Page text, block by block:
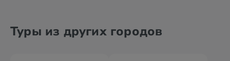
Туры из других городов